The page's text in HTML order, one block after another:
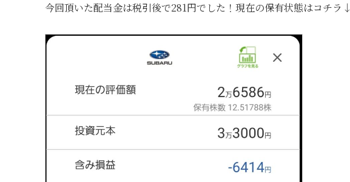
今回頂いた配当金は税引後で281円でした！現在の保有状態はコチラ↓